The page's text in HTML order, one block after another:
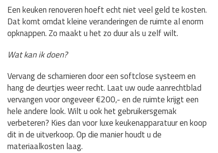
Een keuken renoveren hoeft echt niet veel geld te kosten.
Dat komt omdat kleine veranderingen de ruimte al enorm
opknappen. Zo maakt u het zo duur als u zelf wilt.
Wat kan ik doen?
Vervang de scharnieren door een softclose systeem en
hang de deurtjes weer recht. Laat uw oude aanrechtblad
vervangen voor ongeveer €200,- en de ruimte krijgt een
hele andere look. Wilt u ook het gebruikersgemak
verbeteren? Kies dan voor luxe keukenapparatuur en koop
dit in de uitverkoop. Op die manier houdt u de
materiaalkosten laag.